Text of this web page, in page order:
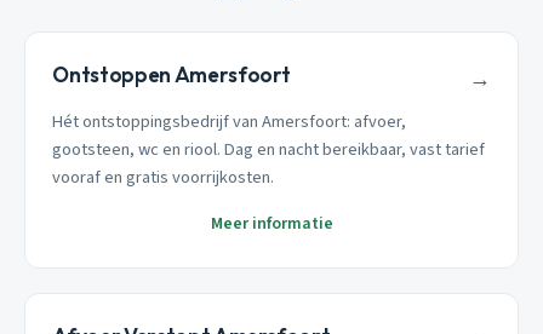
Ontstoppen Amersfoort →
Hét ontstoppingsbedrijf van Amersfoort: afvoer,
gootsteen, wc en riool. Dag en nacht bereikbaar, vast tarief
vooraf en gratis voorrijkosten.
Meer informatie